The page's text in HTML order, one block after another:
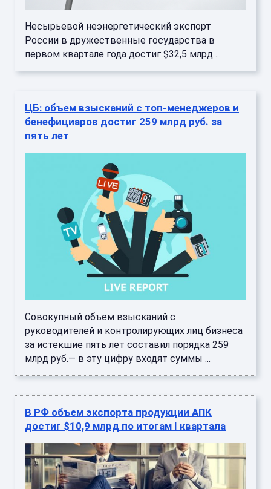
Несырьевой неэнергетический экспорт
России в дружественные государства в
первом квартале года достиг $32,5 млрд ...
ЦБ: объем взысканий с топ-менеджеров и
бенефициаров достиг 259 млрд руб. за
пять лет
Совокупный объем взысканий с
руководителей и контролирующих лиц бизнеса
за истекшие пять лет составил порядка 259
млрд руб.— в эту цифру входят суммы ...
В РФ объем экспорта продукции АПК
достиг $10,9 млрд по итогам I квартала